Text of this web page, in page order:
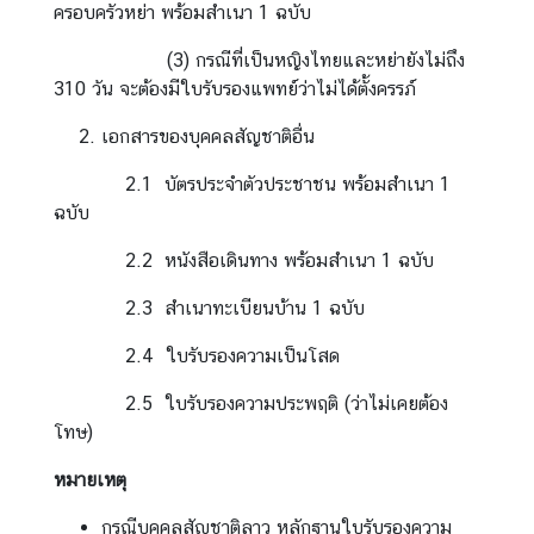
ใ
ข
ป
ศู
น
ย์
ครอบครัวหย่า พร้อมสำเนา 1 ฉบับ
(3) กรณีที่เป็นหญิงไทยและหย่ายังไม่ถึง
310 วัน จะต้องมีใบรับรองแพทย์ว่าไม่ได้ตั้งครรภ์
เอกสารของบุคคลสัญชาติอื่น
2.1 บัตรประจำตัวประชาชน พร้อมสำเนา 1
ฉบับ
2.2 หนังสือเดินทาง พร้อมสำเนา 1 ฉบับ
2.3 สำเนาทะเบียนบ้าน 1 ฉบับ
2.4 ใบรับรองความเป็นโสด
2.5 ใบรับรองความประพฤติ (ว่าไม่เคยต้อง
โทษ)
หมายเหตุ
กรณีบุคคลสัญชาติลาว หลักฐานใบรับรองความ